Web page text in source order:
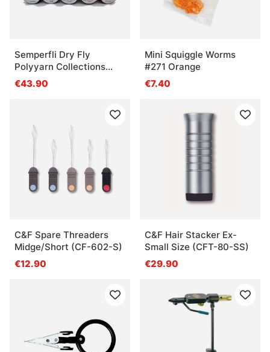
Semperfli Dry Fly
Polyyarn Collections
General Dry Fly
Collection
€43.90
Mini Squiggle Worms
#271 Orange
€7.40
C&F Spare Threaders
Midge/Short (CF-602-S)
€12.90
C&F Hair Stacker Ex-
Small Size (CFT-80-SS)
€29.90